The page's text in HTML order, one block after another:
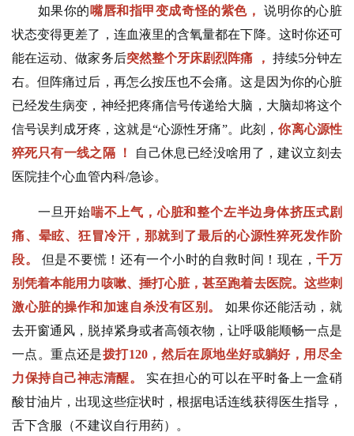
如果你的 嘴唇和指甲变成奇怪的紫色，
说明你的心脏
状态变得更差了，连血液里的含氧量都在下降。这时你还可
能在运动、做家务后突然整个牙床剧烈阵痛 ， 持续5分钟左
右。但阵痛过后，再怎么按压也不会痛。这是因为你的心脏
已经发生病变，神经把疼痛信号传递给大脑，大脑却将这个
信号误判成牙疼，这就是“心源性牙痛”。此刻，你离心源性
猝死只有一线之隔
！
自己休息已经没啥用了，建议立刻去
医院挂个心血管内科/急诊。
一旦开始喘不上气，心脏和整个左半边身体挤压式剧
痛、晕眩、狂冒冷汗，那就到了最后的心源性猝死发作阶
段。
但是不要慌！还有一个小时的自救时间！现在，千万
别凭着本能用力咳嗽、捶打心脏，甚至跑着去医院。这些刺
激心脏的操作和加速自杀没有区别。
如果你还能活动，就
去开窗通风，脱掉紧身或者高领衣物，让呼吸能顺畅一点是
一点。重点还是拨打120，然后在原地坐好或躺好，用尽全
力保持自己神志清醒。
实在担心的可以在平时备上一盒硝
酸甘油片，出现这些症状时，根据电话连线获得医生指导，
舌下含服（不建议自行用药）。